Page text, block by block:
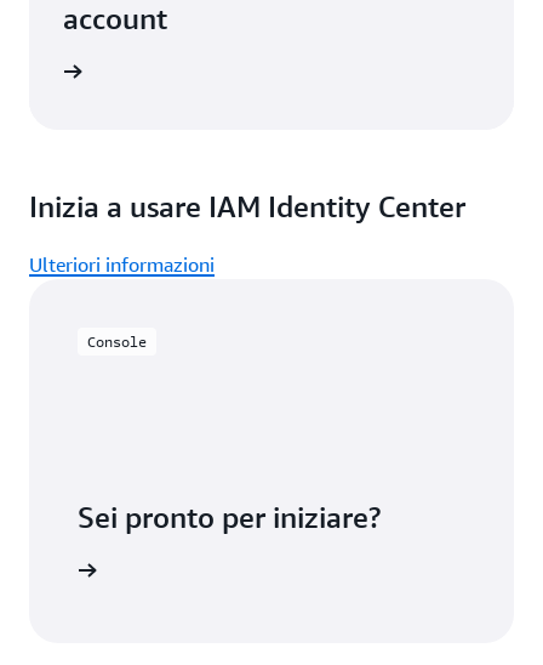
account
Inizia a usare IAM Identity Center
Ulteriori informazioni
Console
Sei pronto per iniziare?